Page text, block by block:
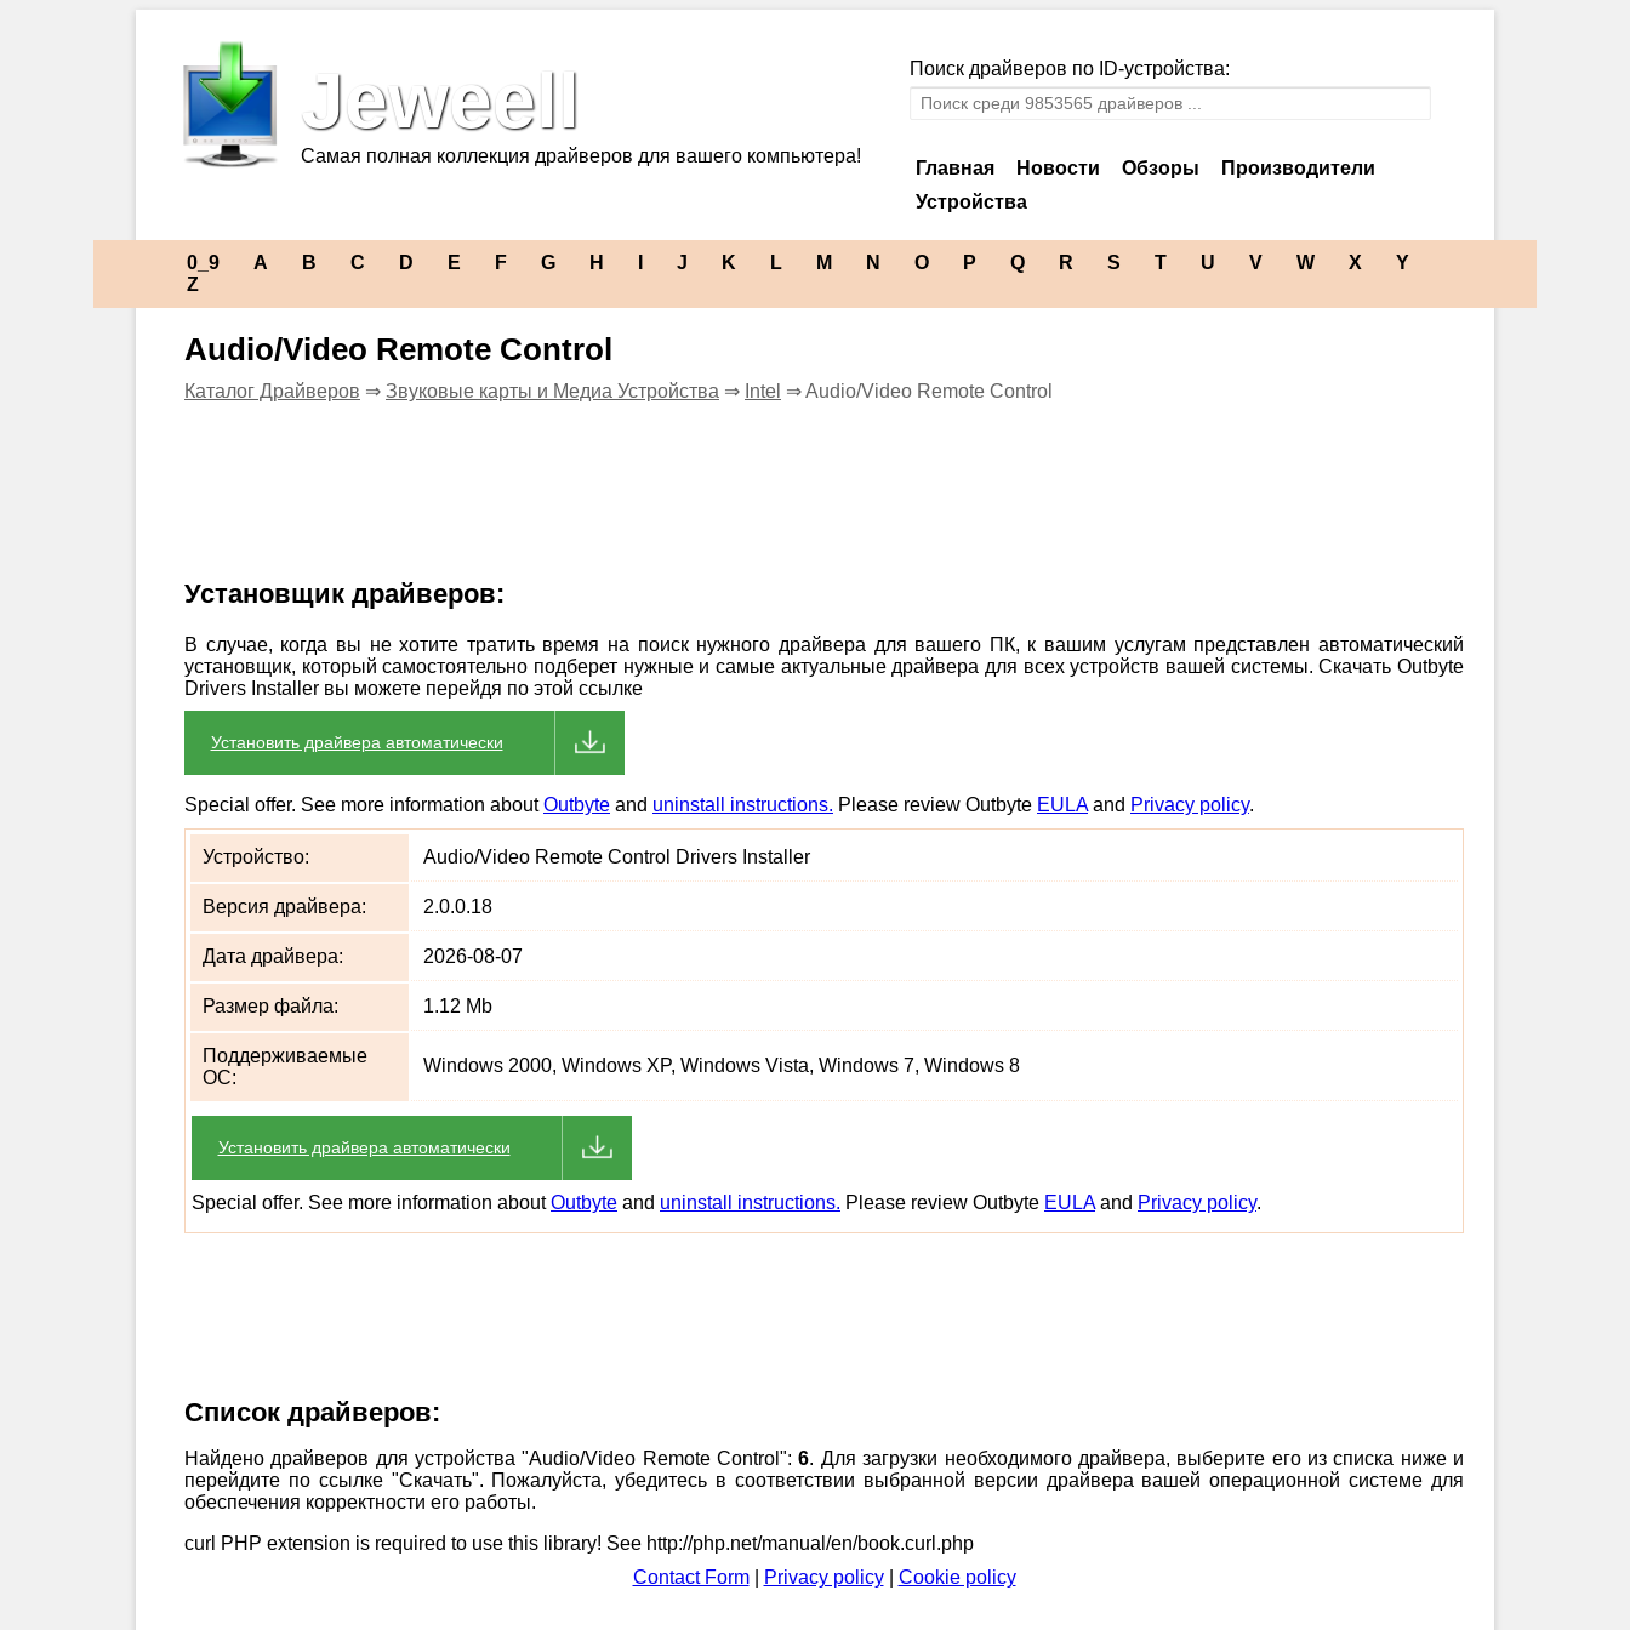
Jeweell
Самая полная коллекция драйверов для вашего компьютера!
Поиск драйверов по ID-устройства:
Главная Новости Обзоры
Производители
Устройства
0_9 A B C D E F G H J K L M N O P Q R S T U V W X
Y
Z
Audio/Video Remote Control
Каталог Драйверов ⇒ Звуковые карты и Медиа Устройства ⇒ Intel ⇒ Audio/Video Remote Control
Установщик драйверов:
В случае, когда вы не хотите тратить время на поиск нужного драйвера для вашего ПК, к вашим услугам представлен автоматический
установщик, который самостоятельно подберет нужные и самые актуальные драйвера для всех устройств вашей системы. Скачать Outbyte
Drivers Installer вы можете перейдя по этой ссылке
Установить драйвера автоматически
Special offer. See more information aboutOutbyte and uninstall instructions. Please review Outbyte EULAand Privacy policy.
Устройство: Audio/Video Remote Control Drivers Installer
Версия драйвера: 2.0.0.18
Дата драйвера: 2026-08-07
Размер файла: 1.12 Mb
Поддерживаемые
ОС:
Windows 2000, Windows XP, Windows Vista, Windows 7, Windows 8
Установить драйвера автоматически
Special offer. See more information aboutOutbyte and uninstall instructions. Please review Outbyte EULAand Privacy policy.
Список драйверов:
Найдено драйверов для устройства "Audio/Video Remote Control":6. Для загрузки необходимого драйвера, выберите его из списка ниже и
перейдите по ссылке "Скачать". Пожалуйста, убедитесь в соответствии выбранной версии драйвера вашей операционной системе для
обеспечения корректности его работы.
curl PHP extension is required to use this library! See http://php.net/manual/en/book.curl.php
Contact Form| Privacy policy| Cookie policy